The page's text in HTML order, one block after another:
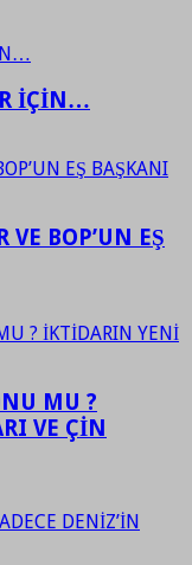
İÇİN…
BOP’UN EŞ
MU ?
VE ÇİN